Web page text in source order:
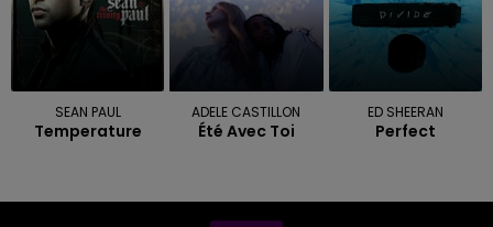
SEAN PAUL
Temperature
ADELE CASTILLON
Été Avec Toi
ED SHEERAN
Perfect